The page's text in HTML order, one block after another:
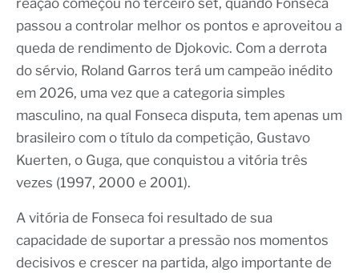
passou a controlar melhor os pontos e aproveitou a
queda de rendimento de Djokovic. Com a derrota
do sérvio, Roland Garros terá um campeão inédito
em 2026, uma vez que a categoria simples
masculino, na qual Fonseca disputa, tem apenas um
brasileiro com o título da competição, Gustavo
Kuerten, o Guga, que conquistou a vitória três
vezes (1997, 2000 e 2001).
A vitória de Fonseca foi resultado de sua
capacidade de suportar a pressão nos momentos
decisivos e crescer na partida, algo importante de